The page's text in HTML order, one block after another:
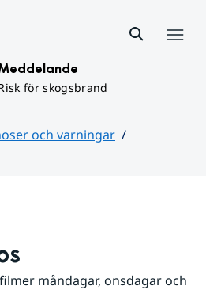
för skogsbrand
och varningar
måndagar, onsdagar och